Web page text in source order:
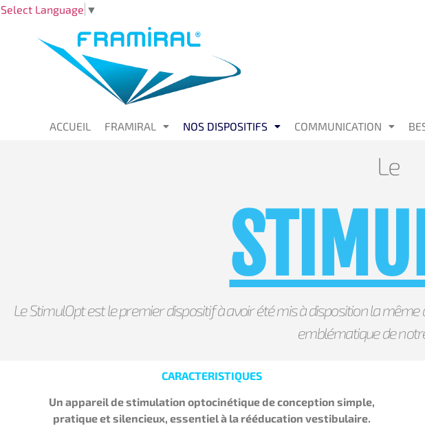
Select Language ▼
ACCUEIL FRAMIRAL NOS DISPOSITIFS COMMUNICATION
Le
Le StimulOpt est le premier dispositif à avoir été mis à disposition la
emblématique de
CARACTERISTIQUES
Un appareil de stimulation optocinétique de conception simple,
pratique et silencieux, essentiel à la rééducation vestibulaire.